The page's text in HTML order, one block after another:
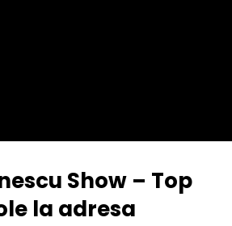
Show – Top
la adresa